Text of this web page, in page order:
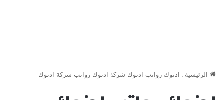
الرئيسية . ادنوك رواتب ادنوك شركة ادنوك رواتب شركة ادنوك